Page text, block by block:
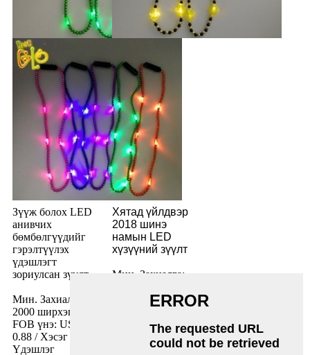
Зүүж болох LED
анивчих
бөмбөлгүүдийг
гэрэлтүүлэх
үдэшлэгт
зориулсан зүүлт
Мин. Захиалга:
2000 ширхэг
FOB үнэ: US $0.8 -
0.88 / Хэсэг
Хятад үйлдвэр
2018 шинэ
намын LED
хүзүүний зүүлт
Мин. Захиалга:
FOB үнэ: US $0.84
Үдэшлэг